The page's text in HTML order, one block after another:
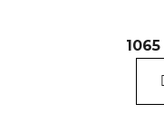
1065